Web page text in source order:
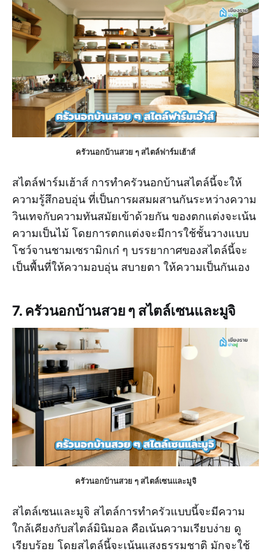
ครัวนอกบ้านสวย ๆ สไตล์ฟาร์มเฮ้าส์
สไตล์ฟาร์มเฮ้าส์ การทำครัวนอกบ้านสไตล์นี้จะให้
ความรู้สึกอบอุ่น ที่เป็นการผสมผสานกันระหว่างความ
วินเทจกับความทันสมัยเข้าด้วยกัน ของตกแต่งจะเน้น
ความเป็นไม้ โดยการตกแต่งจะมีการใช้ชั้นวางแบบ
โชว์จานชามเซรามิกเก๋ ๆ บรรยากาศของสไตล์นี้จะ
เป็นพื้นที่ให้ความอบอุ่น สบายตา ให้ความเป็นกันเอง
7. ครัวนอกบ้านสวย ๆ สไตล์เซนและมูจิ
ครัวนอกบ้านสวย ๆ สไตล์เซนและมูจิ
สไตล์เซนและมูจิ สไตล์การทำครัวแบบนี้จะมีความ
ใกล้เคียงกับสไตล์มินิมอล คือเน้นความเรียบง่าย ดู
เรียบร้อย โดยสไตล์นี้จะเน้นแสงธรรมชาติ มักจะใช้